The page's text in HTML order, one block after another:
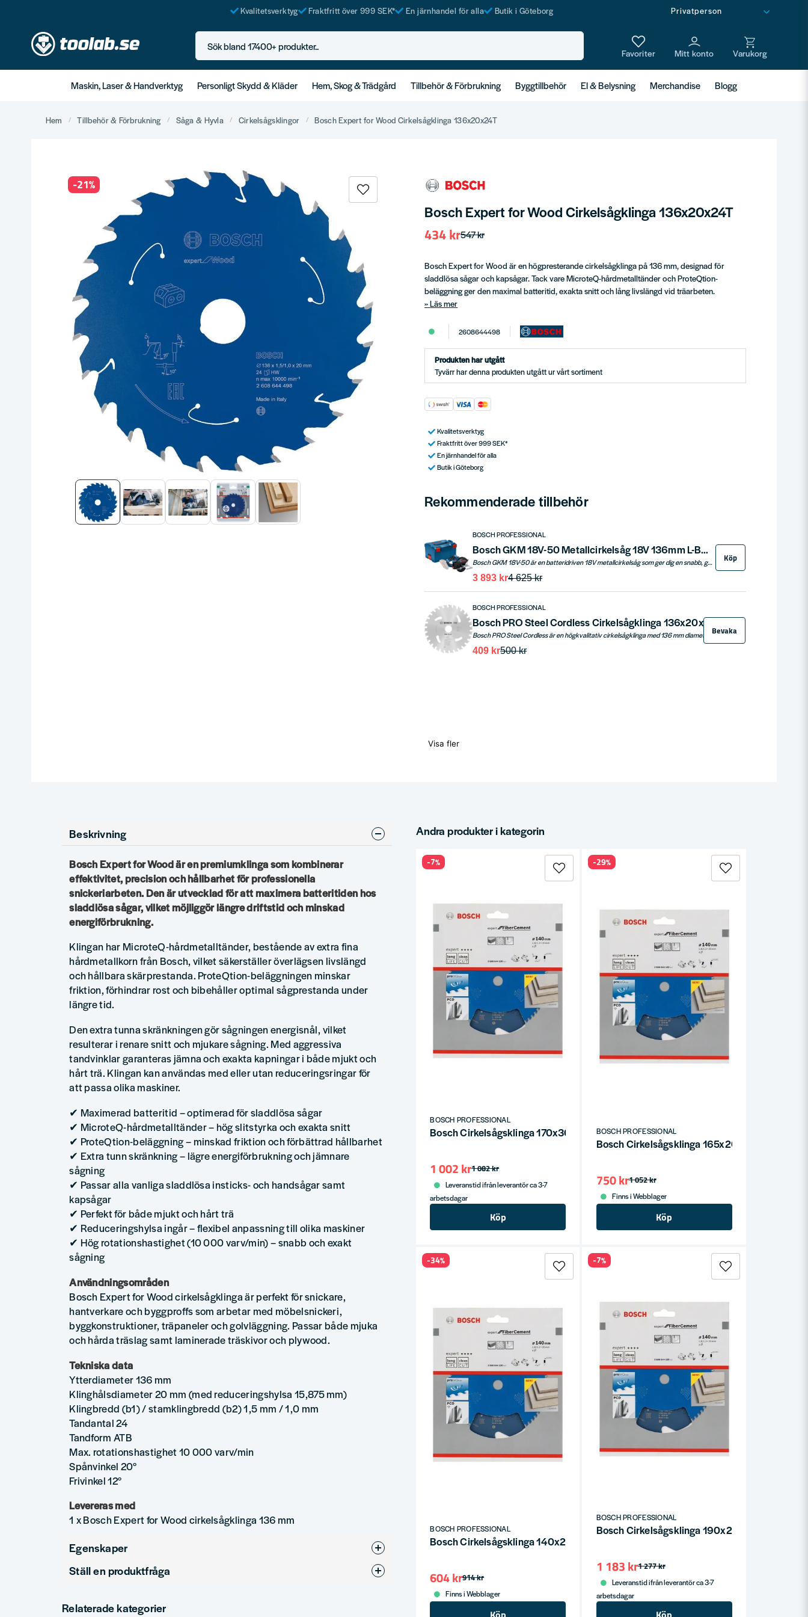
Kvalitetsverktyg Fraktfritt över 999 SEK* En järnhandel för alla Butik i Göteborg
Sök bland 17400+ produkter..
Maskin, Laser & Handverktyg Personligt Skydd & Kläder Hem, Skog & Trädgård Tillbehör & Förbrukning Byggtillbehör El & Belysning Merchandise Blogg
Hem Tillbehör & Förbrukning Såga & Hyvla Cirkelsågsklingor Bosch Expert for Wood Cirkelsågklinga 136x20x24T
-21%
Bosch Expert for Wood Cirkelsågklinga 136x20x24T
547 kr
434 kr
Bosch Expert for Wood är en högpresterande cirkelsågklinga på 136 mm, designad för
sladdlösa sågar och kapsågar. Tack vare MicroteQ-hårdmetalltänder och ProteQtion-
beläggning ger den maximal batteritid, exakta snitt och lång livslängd vid träarbeten.
Läs mer
2608644498
Produkten har utgått
Tyvärr har denna produkten utgått ur vårt sortiment
Kvalitetsverktyg
Fraktfritt över 999 SEK*
En järnhandel för alla
Butik i Göteborg
Rekommenderade tillbehör
BOSCH PROFESSIONAL
Bosch GKM 18V-50 Metallcirkelsåg 18V 136mm L-BOXX (utan batterier)
Bosch GKM 18V-50 är en batteridriven 18V metallcirkelsåg som ger dig en snabb, gnistfri sågning i metall. Denna batteridrivna metallcirkelsågen är välbalanserad, ergonomisk och kompakt i formatet. Levereras utan batterier och laddare.
4 625 kr
3 893 kr
Köp
BOSCH PROFESSIONAL
Bosch PRO Steel Cordless Cirkelsågklinga 136x20x30T
Bosch PRO Steel Cordless är en högkvalitativ cirkelsågklinga med 136 mm diameter, 20 mm centrumhål och 30 tänder, optimerad för torrkapning av stål. Den tunna skränkningen minskar energiförbrukningen och förlänger batteriets livslängd vid användning med sladdlösa verktyg.
500 kr
409 kr
Bevaka
Visa fler
Beskrivning
Bosch Expert for Wood är en premiumklinga som kombinerar
effektivitet, precision och hållbarhet för professionella
snickeriarbeten. Den är utvecklad för att maximera batteritiden hos
sladdlösa sågar, vilket möjliggör längre driftstid och minskad
energiförbrukning.
Klingan har MicroteQ-hårdmetalltänder, bestående av extra fina
hårdmetallkorn från Bosch, vilket säkerställer överlägsen livslängd
och hållbara skärprestanda. ProteQtion-beläggningen minskar
friktion, förhindrar rost och bibehåller optimal sågprestanda under
längre tid.
Den extra tunna skränkningen gör sågningen energisnål, vilket
resulterar i renare snitt och mjukare sågning. Med aggressiva
tandvinklar garanteras jämna och exakta kapningar i både mjukt och
hårt trä. Klingan kan användas med eller utan reduceringsringar för
att passa olika maskiner.
✔ Maximerad batteritid – optimerad för sladdlösa sågar
✔ MicroteQ-hårdmetalltänder – hög slitstyrka och exakta snitt
✔ ProteQtion-beläggning – minskad friktion och förbättrad hållbarhet
✔ Extra tunn skränkning – lägre energiförbrukning och jämnare
sågning
✔ Passar alla vanliga sladdlösa insticks- och handsågar samt
kapsågar
✔ Perfekt för både mjukt och hårt trä
✔ Reduceringshylsa ingår – flexibel anpassning till olika maskiner
✔ Hög rotationshastighet (10 000 varv/min) – snabb och exakt
sågning
Användningsområden
Bosch Expert for Wood cirkelsågklinga är perfekt för snickare,
hantverkare och byggproffs som arbetar med möbelsnickeri,
byggkonstruktioner, träpaneler och golvläggning. Passar både mjuka
och hårda träslag samt laminerade träskivor och plywood.
Tekniska data
Ytterdiameter 136 mm
Klinghålsdiameter 20 mm (med reduceringshylsa 15,875 mm)
Klingbredd (b1) / stamklingbredd (b2) 1,5 mm / 1,0 mm
Tandantal 24
Tandform ATB
Max. rotationshastighet 10 000 varv/min
Spånvinkel 20°
Frivinkel 12°
Levereras med
1 x Bosch Expert for Wood cirkelsågklinga 136 mm
Egenskaper
Produkttyp
Ställ en produktfråga
Fråga oss något om denna produkten...
Relaterade kategorier
Andra produkter i kategorin
BOSCH PROFESSIONAL
Bosch Cirkelsågsklinga 170x30x2,2mm 4T EXPERT FOR FIBER CEMENT
1 082 kr
1 002 kr
Leveranstid ifrån leverantör ca 3-7
arbetsdagar
Köp
-7%
BOSCH PROFESSIONAL
Bosch Cirkelsågsklinga 165x20x2,2mm 4T
1 052 kr
750 kr
Finns i Webblager
Köp
-29%
BOSCH PROFESSIONAL
Bosch Cirkelsågsklinga 140x20mm 4T EXPERT FOR FIBER CEMENT
914 kr
604 kr
Finns i Webblager
-34%
BOSCH PROFESSIONAL
Bosch Cirkelsågsklinga 190x20x2,2mm 4T
1 277 kr
1 183 kr
Leveranstid ifrån leverantör ca 3-7
arbetsdagar
-7%